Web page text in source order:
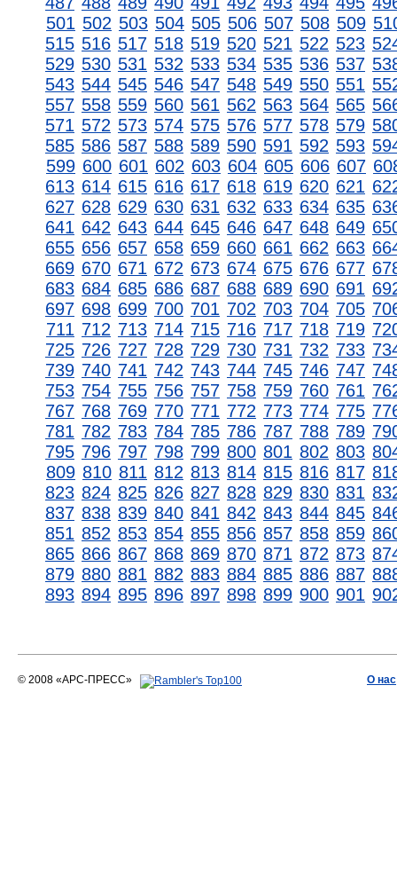
501 502 503 504 505 506 507 508 509
515 516 517 518 519 520 521 522 523
529 530 531 532 533 534 535 536 537
543 544 545 546 547 548 549 550 551
557 558 559 560 561 562 563 564 565
571 572 573 574 575 576 577 578 579
585 586 587 588 589 590 591 592 593
599 600 601 602 603 604 605 606 607
613 614 615 616 617 618 619 620 621
627 628 629 630 631 632 633 634 635
641 642 643 644 645 646 647 648 649
655 656 657 658 659 660 661 662 663
669 670 671 672 673 674 675 676 677
683 684 685 686 687 688 689 690 691
697 698 699 700 701 702 703 704 705
711 712 713 714 715 716 717 718 719
725 726 727 728 729 730 731 732 733
739 740 741 742 743 744 745 746 747
753 754 755 756 757 758 759 760 761
767 768 769 770 771 772 773 774 775
781 782 783 784 785 786 787 788 789
795 796 797 798 799 800 801 802 803
809 810 811 812 813 814 815 816 817
823 824 825 826 827 828 829 830 831
837 838 839 840 841 842 843 844 845
851 852 853 854 855 856 857 858 859
865 866 867 868 869 870 871 872 873
879 880 881 882 883 884 885 886 887
893 894 895 896 897 898 899 900 901
© 2008 «АРС-ПРЕСС» О нас